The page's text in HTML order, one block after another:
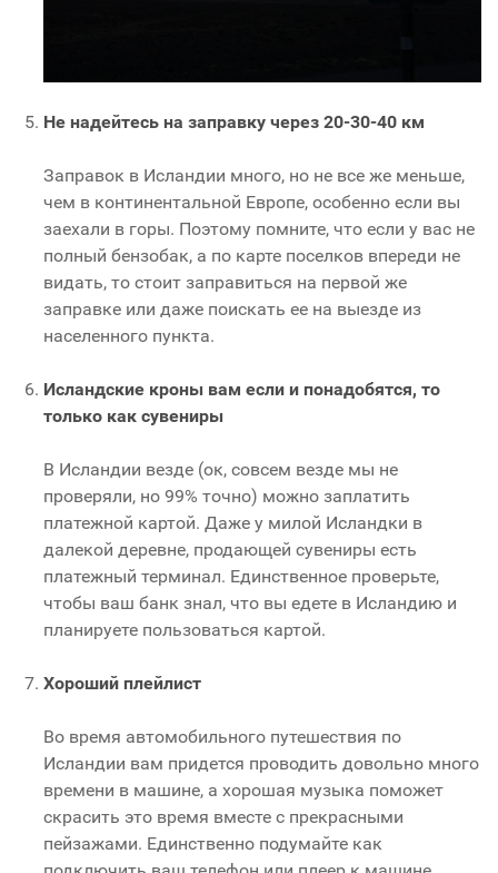
Не надейтесь на заправку через 20-30-40 км
Заправок в Исландии много, но не все же меньше,
чем в континентальной Европе, особенно если вы
заехали в горы. Поэтому помните, что если у вас не
полный бензобак, а по карте поселков впереди не
видать, то стоит заправиться на первой же
заправке или даже поискать ее на выезде из
населенного пункта.
Исландские кроны вам если и понадобятся, то
только как сувениры
В Исландии везде (ок, совсем везде мы не
проверяли, но 99% точно) можно заплатить
платежной картой. Даже у милой Исландки в
далекой деревне, продающей сувениры есть
платежный терминал. Единственное проверьте,
чтобы ваш банк знал, что вы едете в Исландию и
планируете пользоваться картой.
Хороший плейлист
Во время автомобильного путешествия по
Исландии вам придется проводить довольно много
времени в машине, а хорошая музыка поможет
скрасить это время вместе с прекрасными
пейзажами. Единственно подумайте как